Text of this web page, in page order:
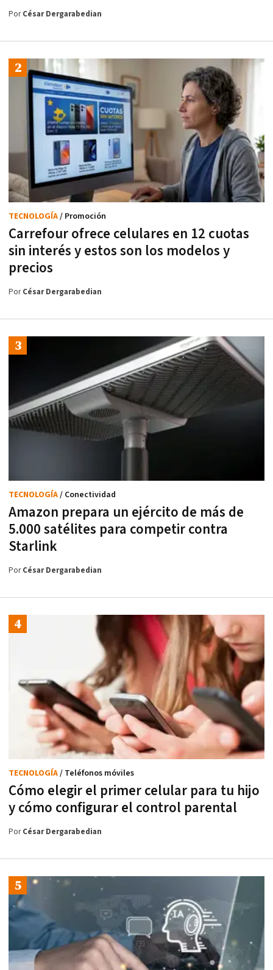
PorCésar Dergarabedian
Carrefour ofrece celulares en 12 cuotas
sin interés y estos son los modelos y
precios
TECNOLOGÍA/ Promoción
PorCésar Dergarabedian
Amazon prepara un ejército de más de
5.000 satélites para competir contra
Starlink
TECNOLOGÍA/ Conectividad
PorCésar Dergarabedian
Cómo elegir el primer celular para tu hijo
y cómo configurar el control parental
TECNOLOGÍA/ Teléfonos móviles
PorCésar Dergarabedian